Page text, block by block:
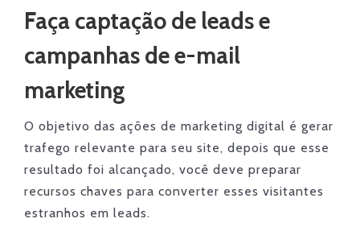
Faça captação de leads e
campanhas de e-mail
marketing
O objetivo das ações de marketing digital é gerar
trafego relevante para seu site, depois que esse
resultado foi alcançado, você deve preparar
recursos chaves para converter esses visitantes
estranhos em leads.